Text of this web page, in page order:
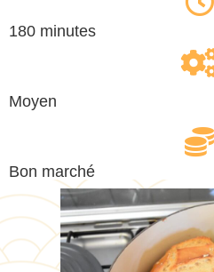
180 minutes
Moyen
Bon marché